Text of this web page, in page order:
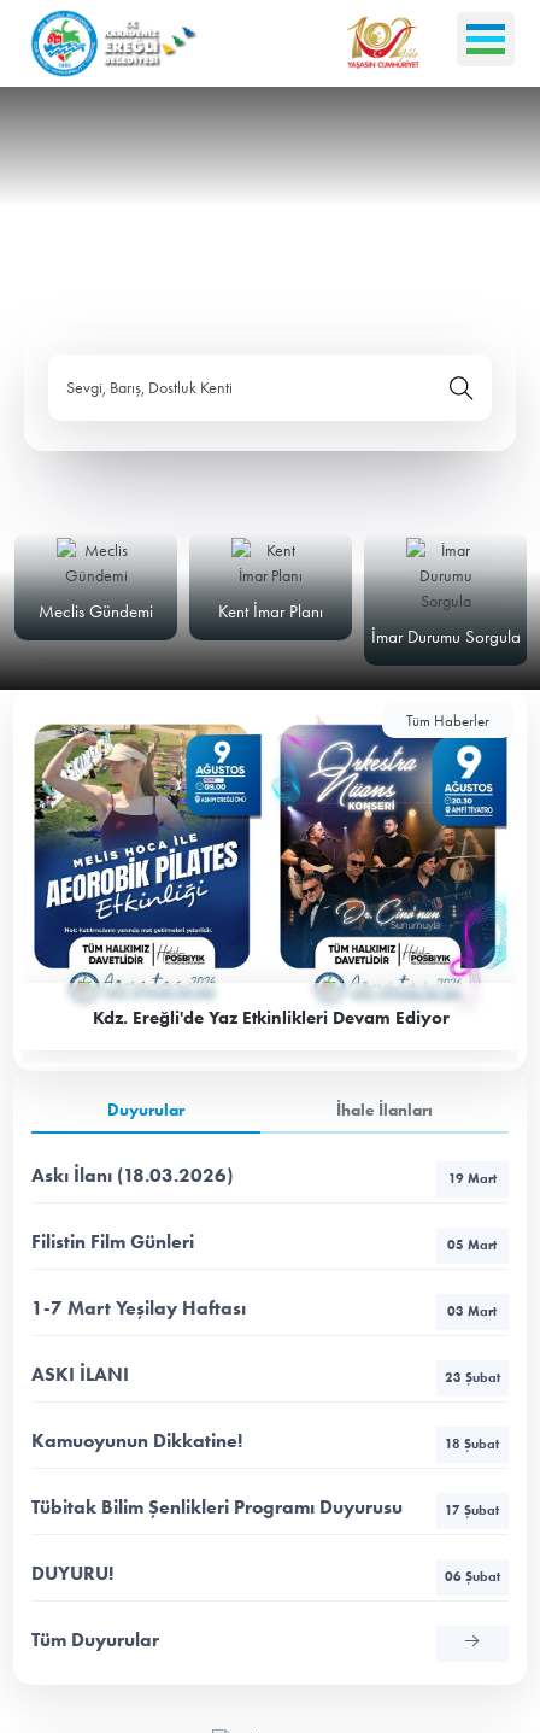
Sevgi, Barış, Dostluk Kenti
Meclis Gündemi
Kent İmar Planı
İmar Durumu Sorgula
Tüm Haberler
Kdz. Ereğli'de Yaz Etkinlikleri Devam Ediyor
Duyurular İhale İlanları
Askı İlanı (18.03.2026) 19 Mart
Filistin Film Günleri 05 Mart
1-7 Mart Yeşilay Haftası 03 Mart
ASKI İLANI 23 Şubat
Kamuoyunun Dikkatine! 18 Şubat
Tübitak Bilim Şenlikleri Programı Duyurusu 17 Şubat
DUYURU! 06 Şubat
Tüm Duyurular